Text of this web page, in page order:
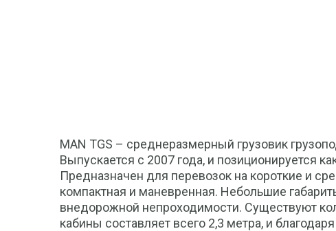
MAN TGS – среднеразмерный грузовик
Выпускается с 2007 года, и позиционируется
Предназначен для перевозок на короткие и
компактная и маневренная. Небольшие
внедорожной непроходимости. Существуют
кабины составляет всего 2,3 метра, и